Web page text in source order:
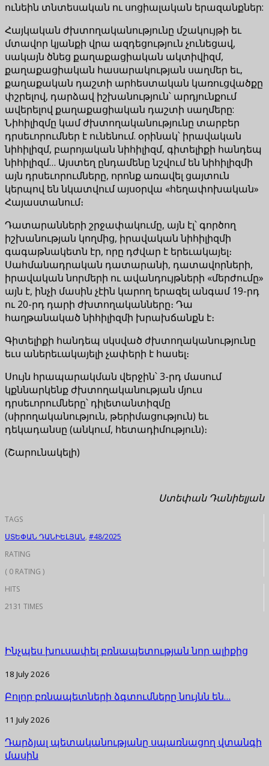
ունեին տնտեսական ու սոցիալական երազանքներ:
Հայկական ժխտողականությունը մշակույթի եւ
մտավոր կյանքի վրա ազդեցություն չունեցավ,
սակայն ծնեց քաղաքացիական ակտիվիզմ,
քաղաքացիական հասարակության սաղմեր եւ,
քաղաքական դաշտի արհեստական կառուցվածքը
փշրելով, դարձավ իշխանություն՝ արդյունքում
ավերելով քաղաքացիական դաշտի սաղմերը:
Նիհիլիզմը կամ ժխտողականությունը տարբեր
դրսեւորումներ է ունենում. օրինակ՝ իրավական
նիհիլիզմ, բարոյական նիհիլիզմ, գիտելիքի հանդեպ
նիհիլիզմ… Այստեղ ընդամենը նշվում են նիհիլիզմի
այն դրսեւորումները, որոնք առավել ցայտուն
կերպով են նկատվում այսօրվա «հեղափոխական»
Հայաստանում։
Դատարանների շրջափակումը, այն էլ՝ գործող
իշխանության կողմից, իրավական նիհիլիզմի
գագաթնակետն էր, որը դժվար է երեւակայել։
Սահմանադրական դատարանի, դատավորների,
իրավական նորմերի ու ավանդույթների «մերժումը»
այն է, ինչի մասին չէին կարող երազել անգամ 19-րդ
ու 20-րդ դարի ժխտողականները։ Դա
հաղթանակած նիհիլիզմի խրախճանքն է։
Գիտելիքի հանդեպ սկսված ժխտողականությունը
եւս աներեւակայելի չափերի է հասել։
Սույն հրապարակման վերջին՝ 3-րդ մասում
կքննարկենք ժխտողականության մյուս
դրսեւորումները՝ դիլետանտիզմը
(սիրողականություն, թերիմացություն) եւ
դեկադանսը (անկում, հետադիմություն)։
(Շարունակելի)
Ստեփան Դանիելյան
TAGS
ՍՏԵՓԱՆ ԴԱՆԻԵԼՅԱՆ, #48/2025
RATING
( 0 RATING )
HITS
2131 TIMES
Ինչպես խուսափել բռնապետության նոր ալիքից
18 July 2026
Բոլոր բռնապետների ձգտումները նույնն են…
11 July 2026
Դարձյալ պետականությանը սպառնացող վտանգի
մասին